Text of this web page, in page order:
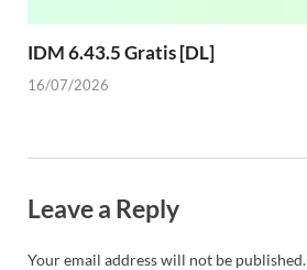
IDM 6.43.5 Gratis [DL]
16/07/2026
Leave a Reply
Your email address will not be published.